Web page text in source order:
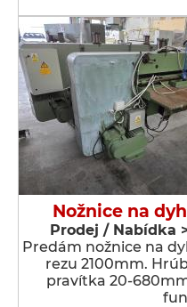
Nožnice na
Prodej / Nabídka
Predám nožnice na
rezu 2100mm.
pravítka 20-